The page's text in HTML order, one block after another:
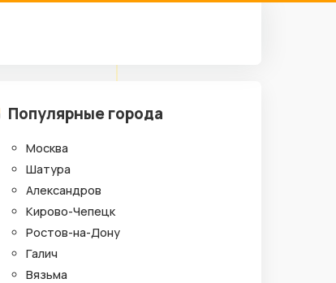
Популярные города
Москва
Шатура
Александров
Кирово-Чепецк
Ростов-на-Дону
Галич
Вязьма